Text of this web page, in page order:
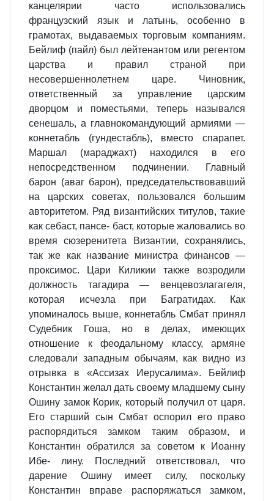
канцелярии часто использовались
французский язык и латынь, особенно в
грамотах, выдаваемых торговым компаниям.
Бейлиф (пайл) был лейтенантом или регентом
царства и правил страной при
несовершеннолетнем царе. Чиновник,
ответственный за управление царским
дворцом и поместьями, теперь назывался
сенешаль, а главнокомандующий армиями —
коннетабль (гундестабль), вместо спарапет.
Маршал (мараджахт) находился в его
непосредственном подчинении. Главный
барон (аваг барон), председательствовавший
на царских советах, пользовался большим
авторитетом. Ряд византийских титулов, такие
как себаст, пансе- баст, которые жаловались во
время сюзеренитета Византии, сохранялись,
так же как название министра финансов —
проксимос. Цари Киликии также возродили
должность тагадира — венцевозлагагеля,
которая исчезла при Багратидах. Как
упоминалось выше, коннетабль Смбат принял
Судебник Гоша, но в делах, имеющих
отношение к феодальному классу, армяне
следовали западным обычаям, как видно из
отрывка в «Ассизах Иерусалима». Бейлиф
Константин желал дать своему младшему сыну
Ошину замок Корик, который получил от царя.
Его старший сын Смбат оспорил его право
распорядиться замком таким образом, и
Константин обратился за советом к Иоанну
Ибе- лину. Последний ответствовал, что
дарение Ошину имеет силу, поскольку
Константин вправе распоряжаться замком,